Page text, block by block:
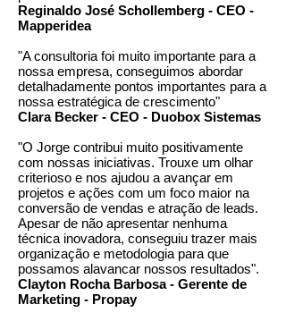
Reginaldo José Schollemberg - CEO -
Mapperidea
"A consultoria foi muito importante para a
nossa empresa, conseguimos abordar
detalhadamente pontos importantes para a
nossa estratégica de crescimento"
Clara Becker - CEO - Duobox Sistemas
"O Jorge contribui muito positivamente
com nossas iniciativas. Trouxe um olhar
criterioso e nos ajudou a avançar em
projetos e ações com um foco maior na
conversão de vendas e atração de leads.
Apesar de não apresentar nenhuma
técnica inovadora, conseguiu trazer mais
organização e metodologia para que
possamos alavancar nossos resultados".
Clayton Rocha Barbosa - Gerente de
Marketing - Propay